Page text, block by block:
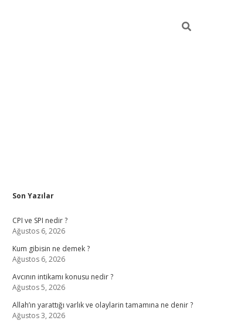
Sidebar
Son Yazılar
CPI ve SPI nedir ?
Ağustos 6, 2026
Kum gibisin ne demek ?
Ağustos 6, 2026
Avcının intikamı konusu nedir ?
Ağustos 5, 2026
Allah’ın yarattığı varlık ve olaylarin tamamına ne denir ?
Ağustos 3, 2026